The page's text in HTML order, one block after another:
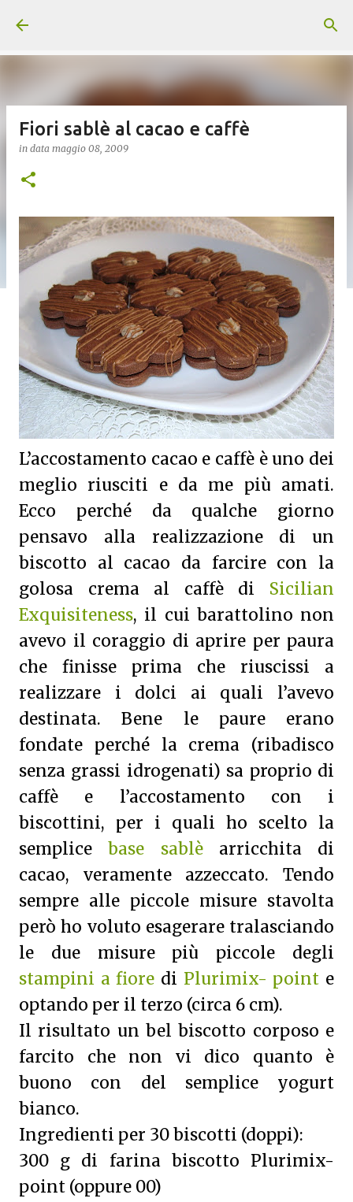
Fiori sablè al cacao e caffè
in data maggio 08, 2009
L’accostamento cacao e caffè è uno dei
meglio riusciti e da me più amati.
Ecco perché da qualche giorno
pensavo alla realizzazione di un
biscotto al cacao da farcire con la
golosa crema al caffè di Sicilian
Exquisiteness, il cui barattolino non
avevo il coraggio di aprire per paura
che finisse prima che riuscissi a
realizzare i dolci ai quali l’avevo
destinata. Bene le paure erano
fondate perché la crema (ribadisco
senza grassi idrogenati) sa proprio di
caffè e l’accostamento con i
biscottini, per i quali ho scelto la
semplicebase sablèarricchita di
cacao, veramente azzeccato. Tendo
sempre alle piccole misure stavolta
però ho voluto esagerare tralasciando
le due misure più piccole degli
stampini a fiore di Plurimix- point e
optando per il terzo (circa 6 cm).
Il risultato un bel biscotto corposo e
farcito che non vi dico quanto è
buono con del semplice yogurt
bianco.
Ingredienti per 30 biscotti (doppi):
300 g di farina biscotto Plurimix-
point (oppure 00)